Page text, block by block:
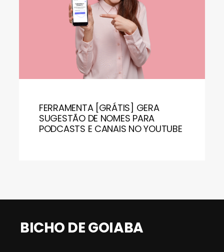
FERRAMENTA [GRÁTIS] GERA
SUGESTÃO DE NOMES PARA
PODCASTS E CANAIS NO YOUTUBE
BICHO DE GOIABA